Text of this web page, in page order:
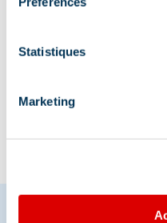
Statistiques
Marketing